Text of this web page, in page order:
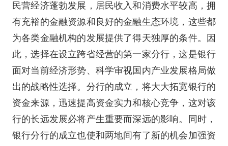
民营经济蓬勃发展，居民收入和消费水平较高，拥
有充裕的金融资源和良好的金融生态环境，这些都
为各类金融机构的发展提供了得天独厚的条件。因
此，选择在设立跨省经营的第一家分行，这是银行
面对当前经济形势、科学审视国内产业发展格局做
出的战略性选择。分行的成立，将大大拓宽银行的
资金来源，迅速提高资金实力和核心竞争，这对该
行的长远发展必将产生重要而深远的影响。同时，
银行分行的成立也使和两地间有了新的机会加强资